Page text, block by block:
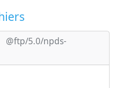
@ftp/5.0/npds-